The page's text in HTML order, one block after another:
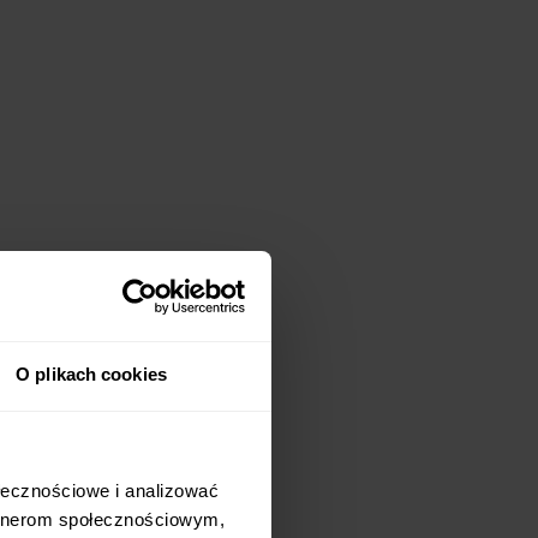
O plikach cookies
i analizować
społecznościowym,